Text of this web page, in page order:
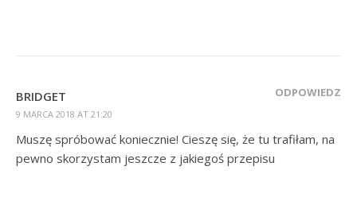
BRIDGET
9 MARCA 2018 AT 21:20
ODPOWIEDZ
Muszę spróbować koniecznie! Cieszę się, że tu trafiłam, na
pewno skorzystam jeszcze z jakiegoś przepisu